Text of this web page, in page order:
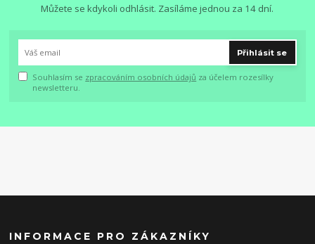
Můžete se kdykoli odhlásit. Zasíláme jednou za 14 dní.
Přihlásit se
Souhlasím se zpracováním osobních údajů za účelem rozesílky
newsletteru.
INFORMACE PRO ZÁKAZNÍKY